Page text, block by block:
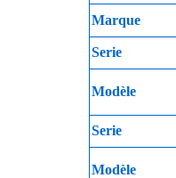
Marque
Serie
Modèle
Serie
Modèle